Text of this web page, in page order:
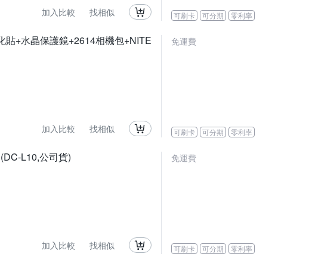
加入比較 找相似 可刷卡 可分期 零利率
貼+水晶保護鏡+2614相機包+NITE
加入比較 找相似
免運費
可刷卡 可分期 零利率
L10,公司貨)
加入比較 找相似
免運費
可刷卡 可分期 零利率